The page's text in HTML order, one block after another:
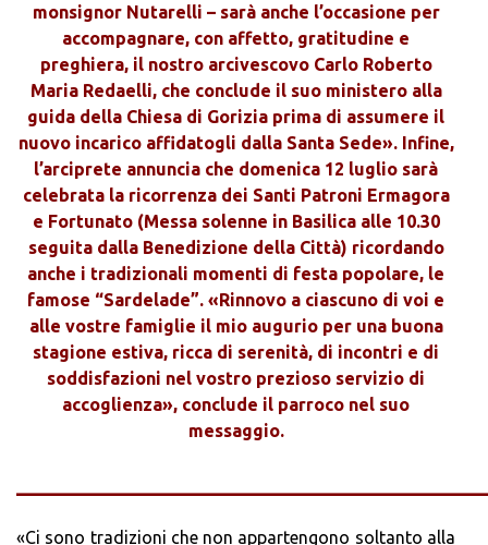
monsignor Nutarelli – sarà anche l’occasione per
accompagnare, con affetto, gratitudine e
preghiera, il nostro arcivescovo Carlo Roberto
Maria Redaelli, che conclude il suo ministero alla
guida della Chiesa di Gorizia prima di assumere il
nuovo incarico affidatogli dalla Santa Sede». Infine,
l’arciprete annuncia che domenica 12 luglio sarà
celebrata la ricorrenza dei Santi Patroni Ermagora
e Fortunato (Messa solenne in Basilica alle 10.30
seguita dalla Benedizione della Città) ricordando
anche i tradizionali momenti di festa popolare, le
famose “Sardelade”. «Rinnovo a ciascuno di voi e
alle vostre famiglie il mio augurio per una buona
stagione estiva, ricca di serenità, di incontri e di
soddisfazioni nel vostro prezioso servizio di
accoglienza», conclude il parroco nel suo
messaggio.
«Ci sono tradizioni che non appartengono soltanto alla